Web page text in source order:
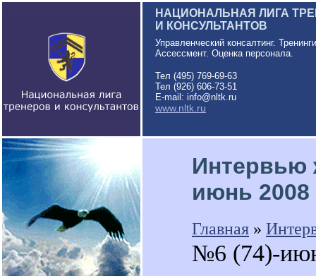
НАЦИОНАЛЬНАЯ ЛИГА
И КОНСУЛЬТАНТОВ
Управленческий консалтинг.
Ассессмент. Оценка персонала.
Тел (495) 769-69-63
Тел (926) 606-73-51
E-mail: info@nltk.ru
www.nltk.ru
июнь 2008
Главная »
№6 (74)-